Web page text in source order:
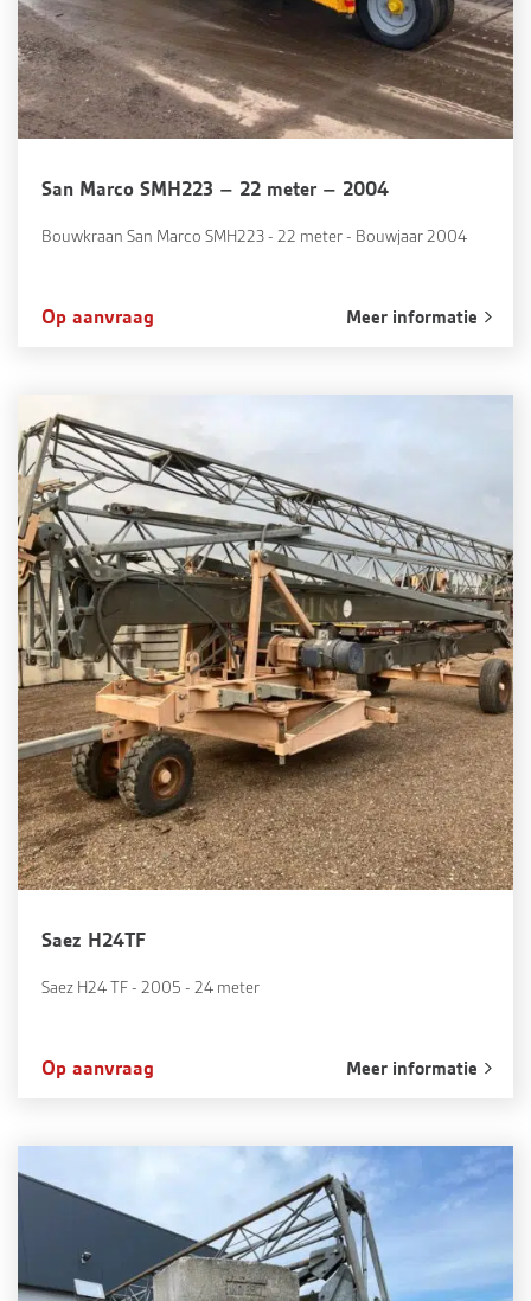
San Marco SMH223 – 22 meter – 2004
Bouwkraan San Marco SMH223 - 22 meter - Bouwjaar 2004
Op aanvraag Meer informatie
Saez H24TF
Saez H24 TF - 2005 - 24 meter
Op aanvraag Meer informatie